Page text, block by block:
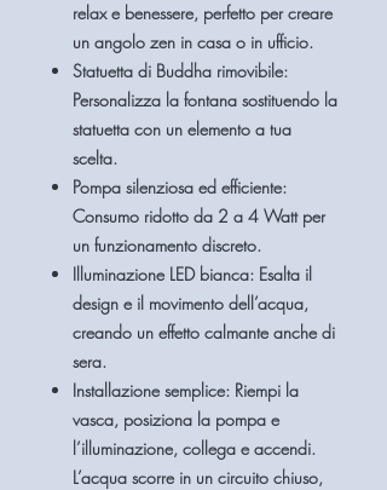
relax e benessere, perfetto per creare
un angolo zen in casa o in ufficio.
Statuetta di Buddha rimovibile:
Personalizza la fontana sostituendo la
statuetta con un elemento a tua
scelta.
Pompa silenziosa ed efficiente:
Consumo ridotto da 2 a 4 Watt per
un funzionamento discreto.
Illuminazione LED bianca: Esalta il
design e il movimento dell’acqua,
creando un effetto calmante anche di
sera.
Installazione semplice: Riempi la
vasca, posiziona la pompa e
l’illuminazione, collega e accendi.
L’acqua scorre in un circuito chiuso,